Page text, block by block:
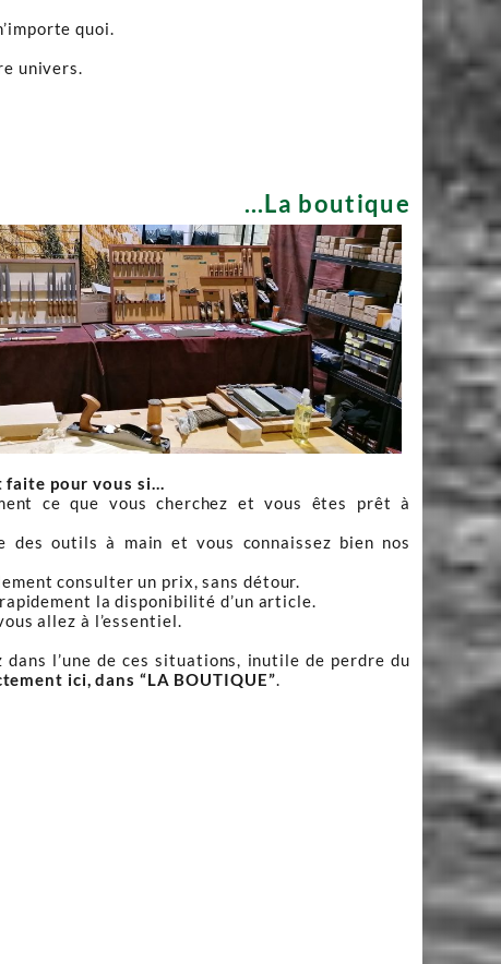
quoi.
univers.
...La boutique
faite pour vous si…
ce que vous cherchez et vous êtes prêt à
des outils à main et vous connaissez bien nos
consulter un prix, sans détour.
la disponibilité d’un article.
allez à l’essentiel.
dans l’une de ces situations, inutile de perdre du
ici, dans “LA BOUTIQUE”.